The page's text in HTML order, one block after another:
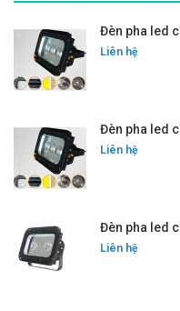
Đèn pha led
Liên hệ
Đèn pha led
Liên hệ
Đèn pha led
Liên hệ